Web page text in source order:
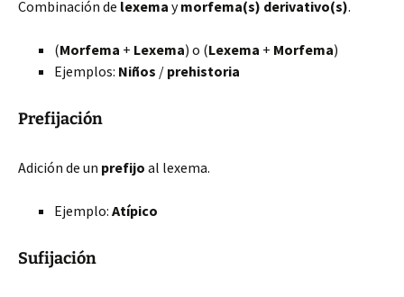
Combinación de lexema ymorfema(s) derivativo(s).
(Morfema + Lexema) o (Lexema + Morfema)
Ejemplos: Niños / prehistoria
Prefijación
Adición de un prefijo al lexema.
Ejemplo: Atípico
Sufijación